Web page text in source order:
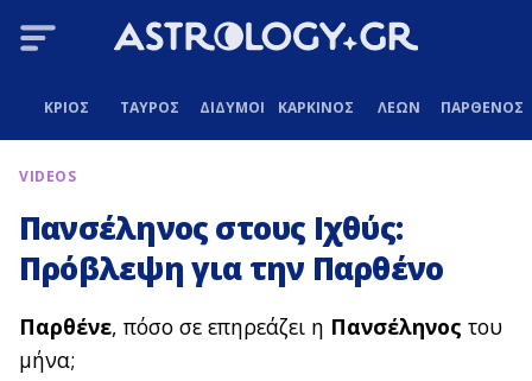
ΚΡΙΟΣ ΤΑΥΡΟΣ ΔΙΔΥΜΟΙ ΚΑΡΚΙΝΟΣ ΛΕΩΝ ΠΑΡΘΕΝΟΣ
VIDEOS
Πανσέληνος στους Ιχθύς:
Πρόβλεψη για την Παρθένο
Παρθένε, πόσο σε επηρεάζει η Πανσέληνος του
μήνα;